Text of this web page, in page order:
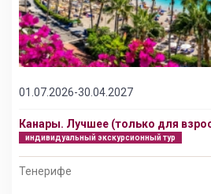
01.07.2026-30.04.2027
Канары. Лучшее (только для
индивидуальный экскурсионный тур
Тенерифе